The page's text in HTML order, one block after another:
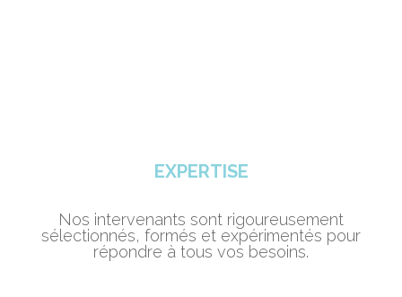
EXPERTISE
Nos intervenants sont rigoureusement
sélectionnés, formés et expérimentés pour
répondre à tous vos besoins.